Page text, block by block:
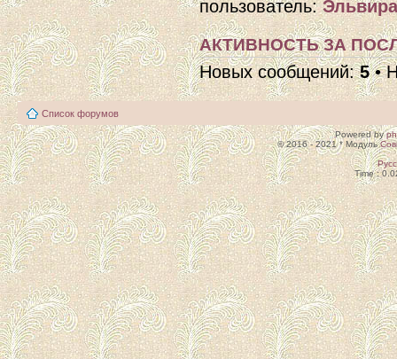
пользователь:
АКТИВНОСТЬ ЗА
Новых сообщений:5•
Список форумов
Powered by
© 2016 - 2021 * Модуль
Time :